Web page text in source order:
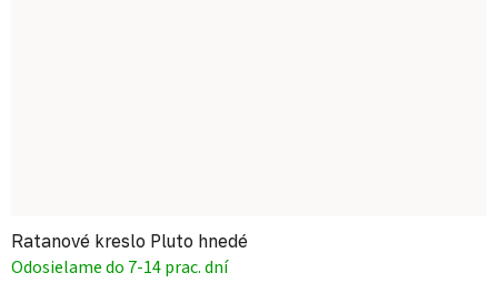
Ratanové kreslo Pluto hnedé
Odosielame do 7-14 prac. dní